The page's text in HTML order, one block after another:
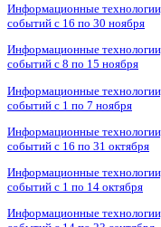
Информационные
событий с 16 по 30 ноября
Информационные
событий с 8 по 15 ноября
Информационные
событий с 1 по 7 ноября
Информационные
событий с 16 по 31 октября
Информационные
событий с 1 по 14 октября
Информационные